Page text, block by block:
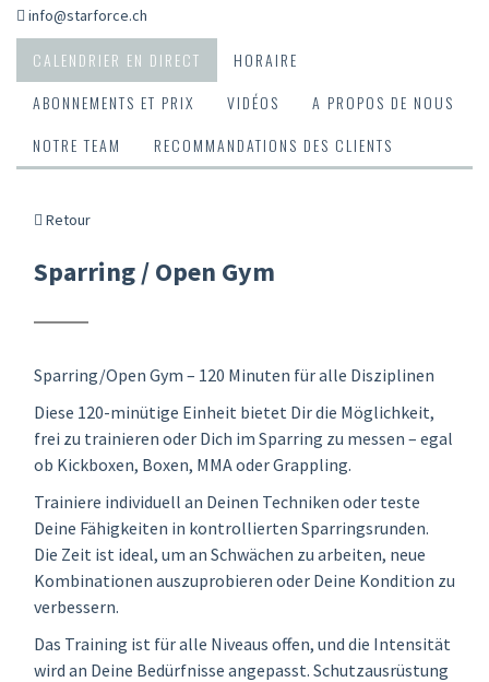
info@starforce.ch
CALENDRIER EN DIRECT
HORAIRE
ABONNEMENTS ET PRIX
VIDÉOS
A PROPOS DE NOUS
NOTRE TEAM
RECOMMANDATIONS DES CLIENTS
Retour
Sparring / Open Gym
Sparring/Open Gym – 120 Minuten für alle Disziplinen
Diese 120-minütige Einheit bietet Dir die Möglichkeit,
frei zu trainieren oder Dich im Sparring zu messen – egal
ob Kickboxen, Boxen, MMA oder Grappling.
Trainiere individuell an Deinen Techniken oder teste
Deine Fähigkeiten in kontrollierten Sparringsrunden.
Die Zeit ist ideal, um an Schwächen zu arbeiten, neue
Kombinationen auszuprobieren oder Deine Kondition zu
verbessern.
Das Training ist für alle Niveaus offen, und die Intensität
wird an Deine Bedürfnisse angepasst. Schutzausrüstung